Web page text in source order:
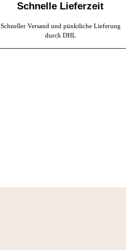
Schnelle Lieferzeit
Schneller Versand und pünktliche Lieferung
durch DHL